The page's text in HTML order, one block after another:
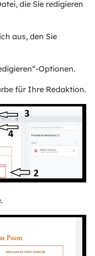
die Sie redigieren
aus, den Sie
Optionen.
für Ihre Redaktion.